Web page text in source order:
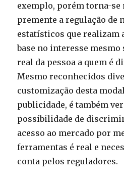
exemplo, porém torna-se
premente a regulação de
estatísticos que realizam
base no interesse
real da pessoa a quem é
Mesmo reconhecidos
customização desta
publicidade, é também
possibilidade de
acesso ao mercado por
ferramentas é real e
conta pelos reguladores.